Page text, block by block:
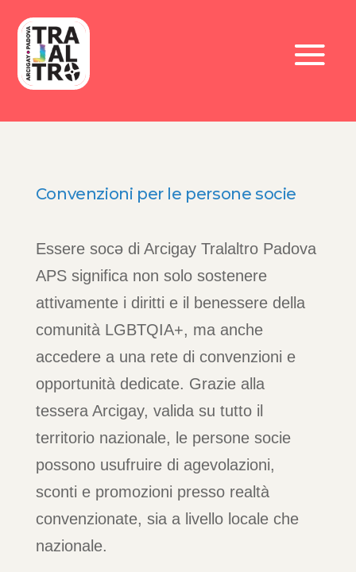
Convenzioni per le persone socie
Essere socə di Arcigay Tralaltro Padova
APS significa non solo sostenere
attivamente i diritti e il benessere della
comunità LGBTQIA+, ma anche
accedere a una rete di convenzioni e
opportunità dedicate. Grazie alla
tessera Arcigay, valida su tutto il
territorio nazionale, le persone socie
possono usufruire di agevolazioni,
sconti e promozioni presso realtà
convenzionate, sia a livello locale che
nazionale.